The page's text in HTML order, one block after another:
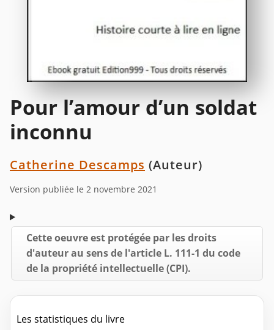
Pour l’amour d’un soldat
inconnu
Catherine Descamps (Auteur)
Version publiée le 2 novembre 2021
Cette oeuvre est protégée par les droits
d'auteur au sens de l'article L. 111-1 du code
de la propriété intellectuelle (CPI).
Les statistiques du livre